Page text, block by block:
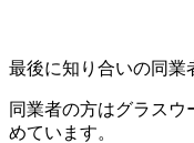
最後に知り合いの同業
同業者の方はグラス
めています。